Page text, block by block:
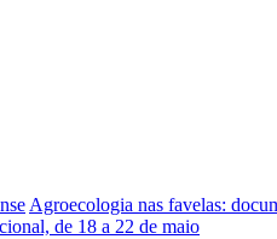
Agroecologia nas favelas:
de 18 a 22 de maio